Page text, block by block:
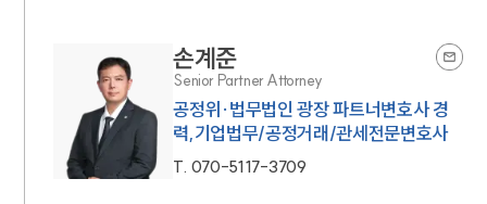
손계준
Senior Partner Attorney
공정위·법무법인 광장 파트너변호사 경
력,기업법무/공정거래/관세전문변호사
T. 070-5117-3709